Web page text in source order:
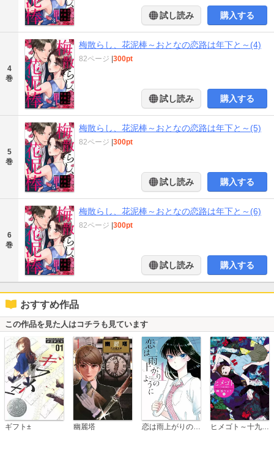
試し読み 購入する
4
巻
梅散らし、花泥棒～おとなの恋路は年下と～(4)
82ページ 300pt
試し読み 購入する
5
巻
梅散らし、花泥棒～おとなの恋路は年下と～(5)
82ページ 300pt
試し読み 購入する
6
巻
梅散らし、花泥棒～おとなの恋路は年下と～(6)
82ページ 300pt
試し読み 購入する
おすすめ作品
この作品を見た人はコチラも見ています
ギフト± 幽麗塔 恋は雨上がりのように ヒメゴト～十九歳の制服～